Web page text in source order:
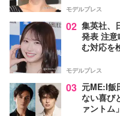
モデルプレス
02 集英社、
発表 注
む対応を
モデルプレス
03 元ME:I飯
ない喜び
ァントム